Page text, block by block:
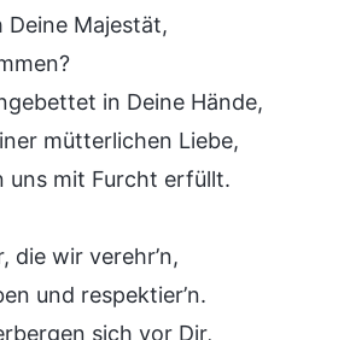
Deine Majestät,
in Deine Hände,
mütterlichen Liebe,
uns mit Furcht erfüllt.
die wir verehr’n,
und respektier’n.
sich vor Dir,